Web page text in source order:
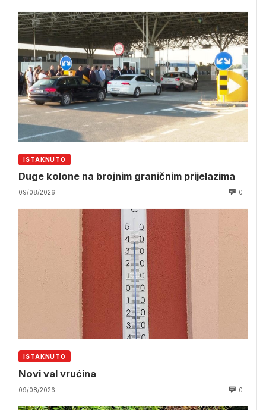
ISTAKNUTO
Duge kolone na brojnim graničnim prijelazima
09/08/2026 0
ISTAKNUTO
Novi val vrućina
09/08/2026 0